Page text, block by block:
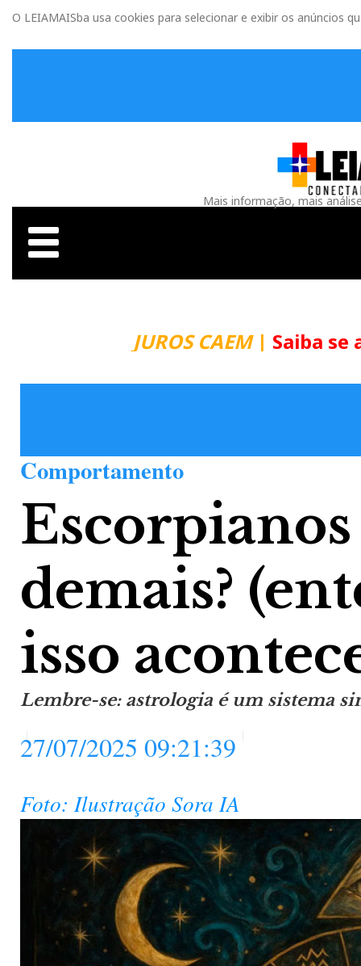
O LEIAMAISba usa cookies para selecionar e exibir os anúncios
Mais informação, mais
JUROS CAEM| Saiba se
Comportamento
demais?
isso
Lembre-se: astrologia é um sistema
27/07/2025 09:21:39
Foto: Ilustração Sora IA